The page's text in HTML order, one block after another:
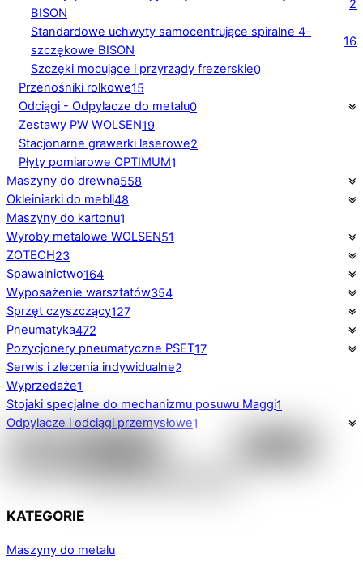
BISON
2
Standardowe uchwyty samocentrujące spiralne 4-
szczękowe BISON
16
Szczęki mocujące i przyrządy frezerskie0
Przenośniki rolkowe15
Odciągi - Odpylacze do metalu0
Zestawy PW WOLSEN19
Stacjonarne grawerki laserowe2
Płyty pomiarowe OPTIMUM1
Maszyny do drewna558
Okleiniarki do mebli48
Maszyny do kartonu1
Wyroby metalowe WOLSEN51
ZOTECH23
Spawalnictwo164
Wyposażenie warsztatów354
Sprzęt czyszczący127
Pneumatyka472
Pozycjonery pneumatyczne PSET17
Serwis i zlecenia indywidualne2
Wyprzedaże1
Stojaki specjalne do mechanizmu posuwu Maggi1
Odpylacze i odciągi przemysłowe1
KATEGORIE
Maszyny do metalu